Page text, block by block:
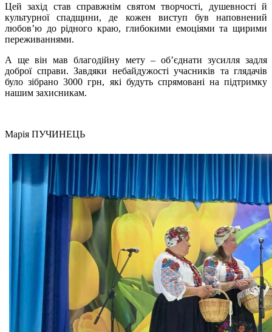
Цей захід став справжнім святом творчості, душевності й
культурної спадщини, де кожен виступ був наповнений
любов’ю до рідного краю, глибокими емоціями та щирими
переживаннями.
А ще він мав благодійну мету – об’єднати зусилля задля
доброї справи. Завдяки небайдужості учасників та глядачів
було зібрано 3000 грн, які будуть спрямовані на підтримку
нашим захисникам.
Марія ПУЧИНЕЦЬ